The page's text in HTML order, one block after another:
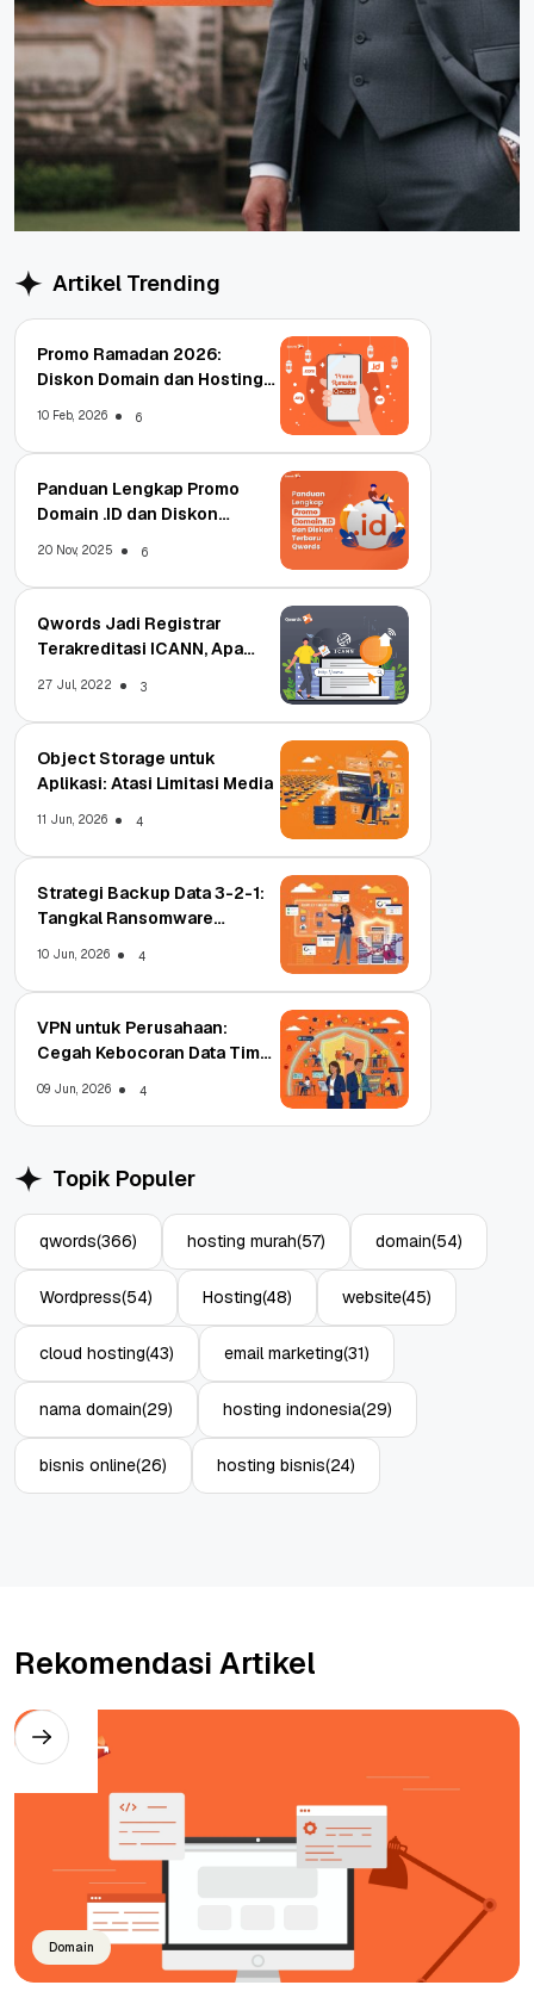
Artikel Trending
Promo Ramadan 2026:
Diskon Domain dan Hosting
10 Feb, 2026 6
Panduan Lengkap Promo
Domain .ID dan Diskon
20 Nov, 2025 6
Qwords Jadi Registrar
Terakreditasi ICANN, Apa
27 Jul, 2022 3
Object Storage untuk
Aplikasi: Atasi Limitasi Media
11 Jun, 2026 4
Strategi Backup Data 3-2-1:
Tangkal Ransomware
10 Jun, 2026 4
VPN untuk Perusahaan:
Cegah Kebocoran Data Tim
09 Jun, 2026 4
Topik Populer
qwords(366) hosting murah(57) domain(54)
Wordpress(54) Hosting(48) website(45)
cloud hosting(43) email marketing(31)
nama domain(29) hosting indonesia(29)
bisnis online(26) hosting bisnis(24)
Rekomendasi Artikel
Domain